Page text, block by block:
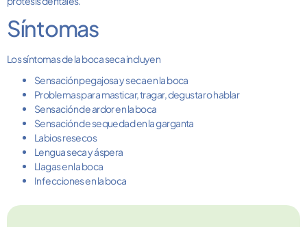
Síntomas
Los síntomas de la boca seca incluyen
Sensación pegajosa y seca en la boca
Problemas para masticar, tragar, degustar o hablar
Sensación de ardor en la boca
Sensación de sequedad en la garganta
Labios resecos
Lengua seca y áspera
Llagas en la boca
Infecciones en la boca